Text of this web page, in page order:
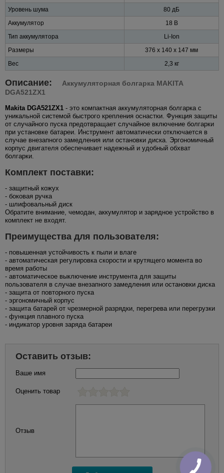
Уровень шума
80 дБ
Аккумулятор
18 В
Тип аккумулятора
Li-Ion
Размеры
376 x 140 x 147 мм
Вес
2,3 кг
Описание:
Аккумуляторная болгарка MAKITA
DGA521ZX1
Makita DGA521ZX1 - это компактная аккумуляторная болгарка с
уникальной системой быстрого крепления оснастки. Функция защиты
от случайного пуска предотвращает случайное включение болгарки
при установке батареи. Инструмент автоматически отключается в
случае внезапного замедления или остановки диска. Эргономичный
корпус двигателя обеспечивает надежный и удобный обхват
болгарки.
Комплект поставки:
- защитный кожух
- боковая ручка
- шлифовальный диск
Обратите внимание, чемодан, аккумулятор и зарядное устройство в
комплект не входят.
Преимущества для пользователя:
- повышенная устойчивость к пыли и влаге
- автоматическая регулировка скорости и крутящего момента во
время работы
- автоматическое выключение инструмента для защиты
пользователя в случае внезапного замедления или остановки диска
- защита от повторного пуска
- эргономичный корпус
- защита батарей от чрезмерной разрядки, перегрева или перегрузки
- функция плавного пуска
- индикатор уровня заряда батареи
Оставить отзыв:
Ваше имя
Оценить товар
Отзыв